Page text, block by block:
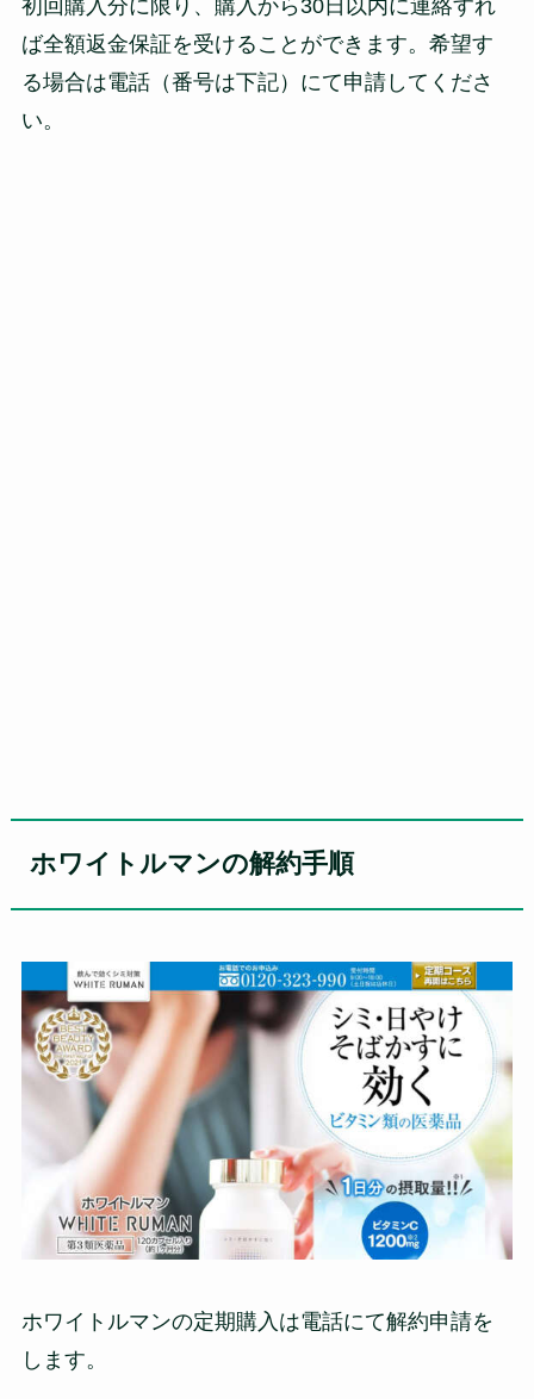
初回購入分に限り、購入から30日以内に連絡すれ
ば全額返金保証を受けることができます。希望す
る場合は電話（番号は下記）にて申請してくださ
い。
ホワイトルマンの解約手順
ホワイトルマンの定期購入は電話にて解約申請を
します。